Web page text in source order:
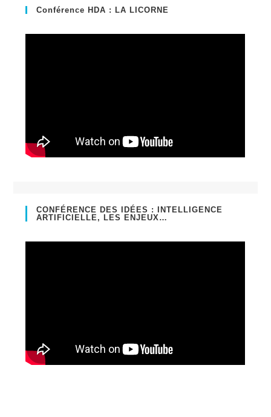
nouvel
Conférence HDA : LA LICORNE
CONFÉRENCE DES IDÉES : INTELLIGENCE
ARTIFICIELLE, LES ENJEUX…